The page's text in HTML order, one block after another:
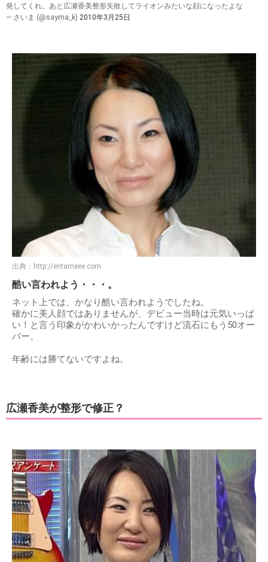
発してくれ。あと広瀬香美整形失敗してライオンみたいな顔になったよな
— さいま (@sayma_k) 2010年3月25日
出典： http://entameee.com
酷い言われよう・・・。
ネット上では、かなり酷い言われようでしたね。
確かに美人顔ではありませんが、デビュー当時は元気いっぱ
い！と言う印象がかわいかったんですけど流石にもう50オー
バー。
年齢には勝てないですよね。
広瀬香美が整形で修正？